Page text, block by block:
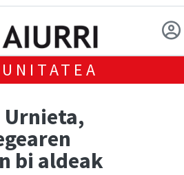
Urnieta,
bi aldeak